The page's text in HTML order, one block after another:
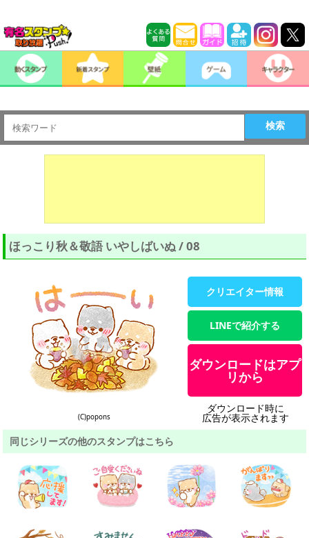
検索
ほっこり秋＆敬語 いやしばいぬ / 08
(C)popons
クリエイター情報
LINEで紹介する
ダウンロードはアプ
リから
ダウンロード時に
広告が表示されます
同じシリーズの他のスタンプはこちら